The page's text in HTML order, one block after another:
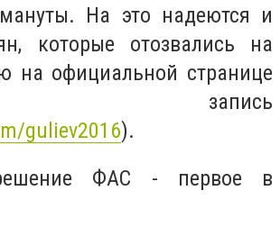
На это надеются и
которые отозвались на
на официальной странице
запись
guliev2016).
ФАС - первое в